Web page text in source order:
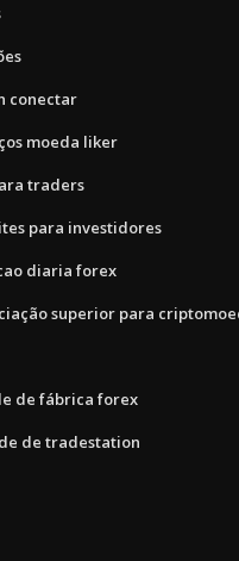
conectar
moeda liker
traders
para investidores
diaria forex
superior para
de fábrica forex
de tradestation